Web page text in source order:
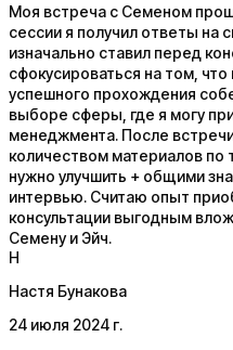
Моя встреча с Семеном
сессии я получил ответы на
изначально ставил перед
сфокусироваться на том,
успешного прохождения
выборе сферы, где я могу
менеджмента. После
количеством материалов
нужно улучшить + общими
интервью. Считаю опыт
консультации выгодным
Семену и Эйч.
Н
Настя Бунакова
24 июля 2024 г.